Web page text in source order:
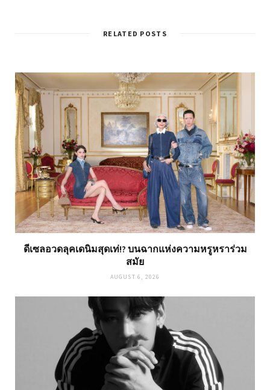
RELATED POSTS
ดีเซลอวดลุคเดนิมสุดเท่!? บนฉากแห่งความหรูหราร่วม
สมัย
AUGUST 6, 2026